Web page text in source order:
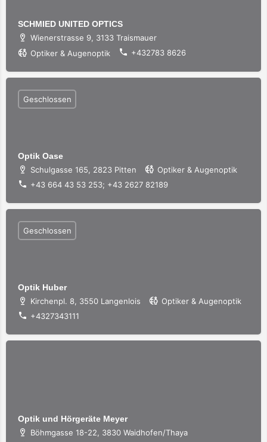
SCHMIED UNITED OPTICS
Wienerstrasse 9, 3133 Traismauer
Optiker & Augenoptik
+432783 8626
Optik Oase
Schulgasse 165, 2823 Pitten
Optiker & Augenoptik
+43 664 43 53 253; +43 2627 82189
Geschlossen
Optik Huber
Kirchenpl. 8, 3550 Langenlois
Optiker & Augenoptik
+4327343111
Geschlossen
Optik und Hörgeräte Meyer
Böhmgasse 18-22, 3830 Waidhofen/Thaya